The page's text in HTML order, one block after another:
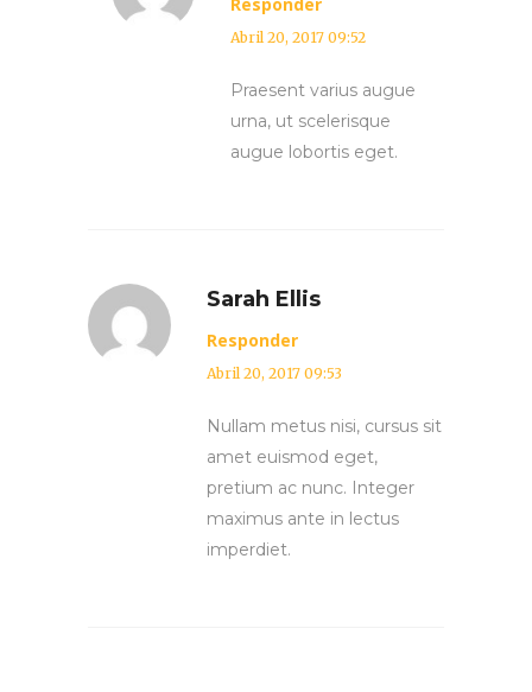
Abril 20, 2017 09:52
Praesent varius augue
urna, ut scelerisque
augue lobortis eget.
Sarah Ellis
Responder
Abril 20, 2017 09:53
Nullam metus nisi, cursus sit
amet euismod eget,
pretium ac nunc. Integer
maximus ante in lectus
imperdiet.